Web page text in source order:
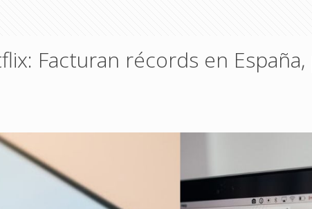
Facturan récords en